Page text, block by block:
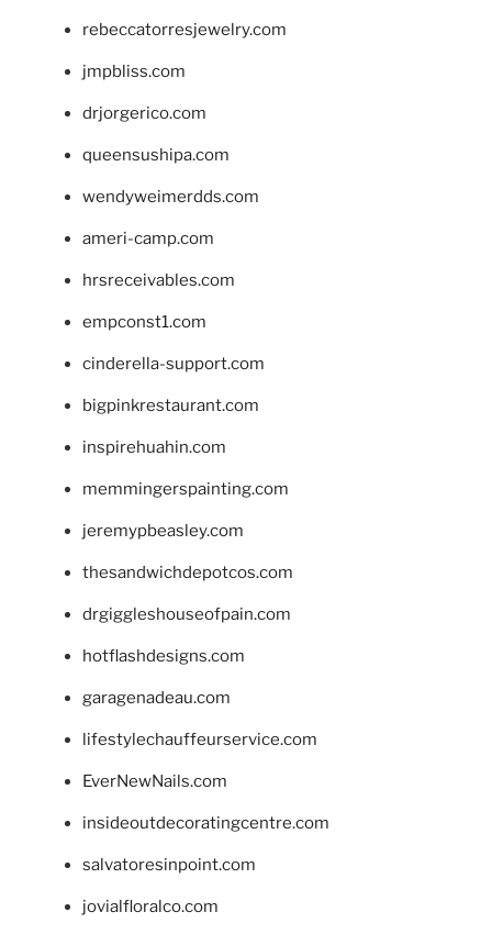
rebeccatorresjewelry.com
jmpbliss.com
drjorgerico.com
queensushipa.com
wendyweimerdds.com
ameri-camp.com
hrsreceivables.com
empconst1.com
cinderella-support.com
bigpinkrestaurant.com
inspirehuahin.com
memmingerspainting.com
jeremypbeasley.com
thesandwichdepotcos.com
drgiggleshouseofpain.com
hotflashdesigns.com
garagenadeau.com
lifestylechauffeurservice.com
EverNewNails.com
insideoutdecoratingcentre.com
salvatoresinpoint.com
jovialfloralco.com